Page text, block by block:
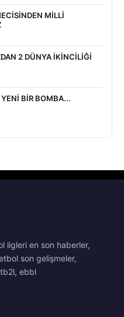
MİLLİ
2 DÜNYA İKİNCİLİĞİ
BİR BOMBA...
ligleri en son haberler,
son gelişmeler,
ebbl